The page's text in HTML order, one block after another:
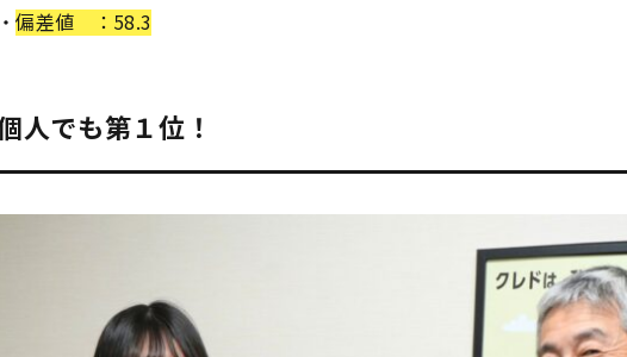
・偏差値 ：58.3
人でも第１位！